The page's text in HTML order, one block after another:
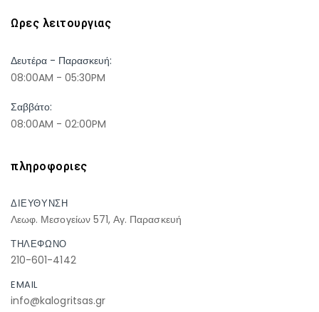
Ωρες λειτουργιας
Δευτέρα - Παρασκευή:
08:00AM - 05:30PM
Σαββάτο:
08:00AM - 02:00PM
πληροφοριες
ΔΙΕΥΘΥΝΣΗ
Λεωφ. Μεσογείων 571, Αγ. Παρασκευή
ΤΗΛΕΦΩΝΟ
210-601-4142
EMAIL
info@kalogritsas.gr